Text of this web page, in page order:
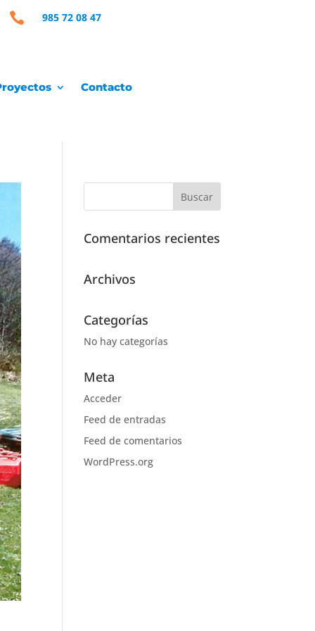
 985 72 08 47
Contacto
Comentarios recientes
Archivos
Categorías
No hay categorías
Meta
Acceder
Feed de entradas
Feed de comentarios
WordPress.org